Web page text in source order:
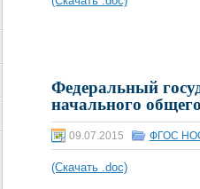
Федеральный
начального
09.07.2015 ФГОС
(Скачать .doc)